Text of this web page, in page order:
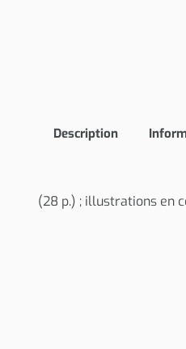
Description
(28 p.) ; illustrations en